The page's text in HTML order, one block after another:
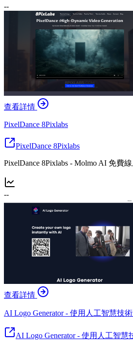
--
查看詳情
PixelDance 8Pixlabs
PixelDance 8Pixlabs
PixelDance 8Pixlabs - Molmo AI 免費
--
查看詳情
AI Logo Generator - 使用人工智慧技
AI Logo Generator - 使用人工智